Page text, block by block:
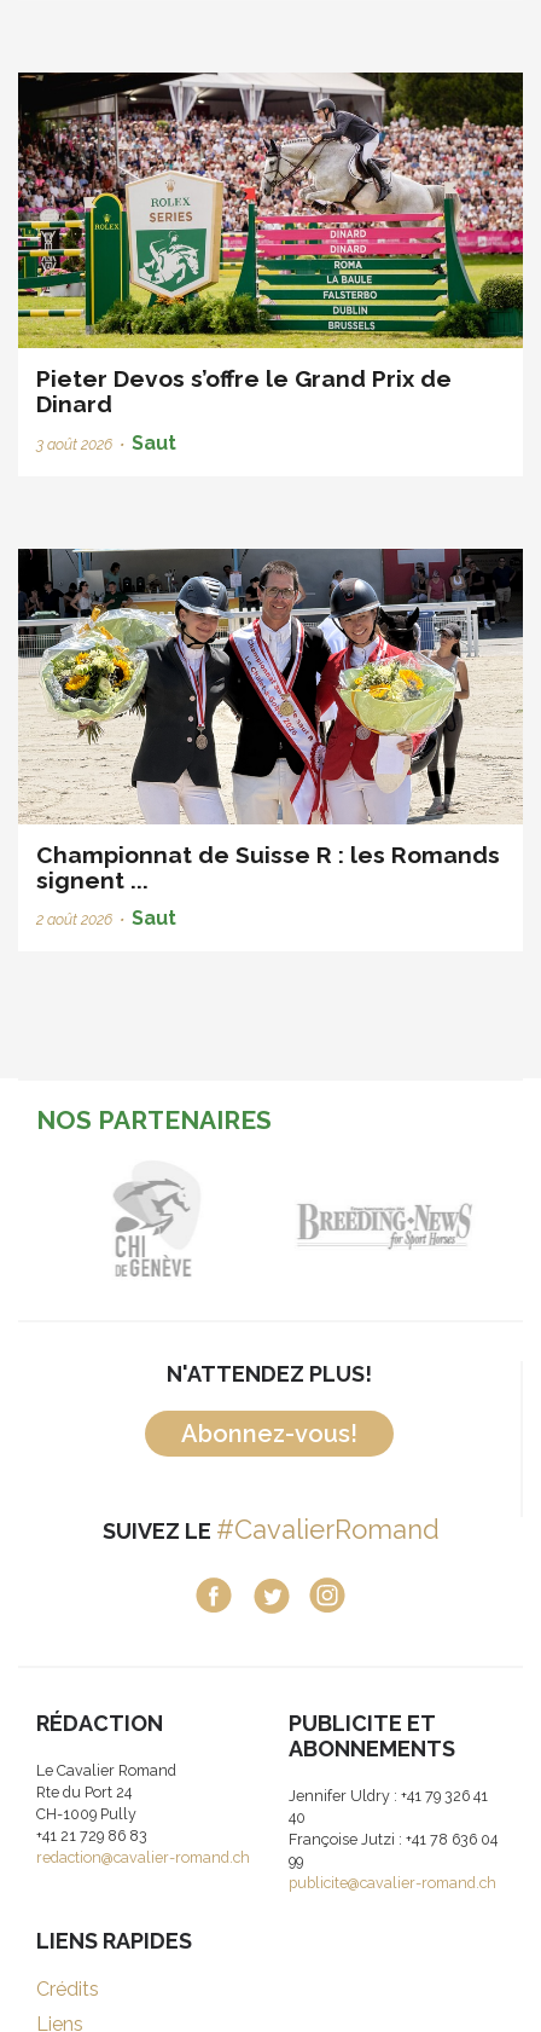
Pieter Devos s’offre le Grand Prix de
Dinard
3 août 2026 • Saut
Championnat de Suisse R : les Romands
signent ...
2 août 2026 • Saut
NOS PARTENAIRES
N'ATTENDEZ PLUS!
Abonnez-vous!
SUIVEZ LE #CavalierRomand
RÉDACTION
Le Cavalier Romand
Rte du Port 24
CH-1009 Pully
+41 21 729 86 83
redaction@cavalier-romand.ch
PUBLICITE ET
ABONNEMENTS
Jennifer Uldry : +41 79 326 41
40
Françoise Jutzi : +41 78 636 04
99
publicite@cavalier-romand.ch
LIENS RAPIDES
Crédits
Liens